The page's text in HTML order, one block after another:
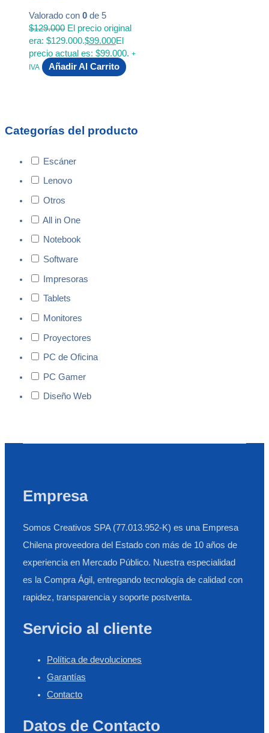
Categorías del producto
Escáner
Lenovo
Otros
All in One
Notebook
Software
Impresoras
Tablets
Monitores
Proyectores
PC de Oficina
PC Gamer
Diseño Web
Valorado con 0 de 5
$129.000 El precio original
era: $129.000.$99.000El
precio actual es: $99.000. +
IVA
Añadir Al Carrito
Empresa
Somos Creativos SPA (77.013.952-K) es una Empresa
Chilena proveedora del Estado con más de 10 años de
experiencia en Mercado Público. Nuestra especialidad
es la Compra Ágil, entregando tecnología de calidad con
rapidez, transparencia y soporte postventa.
Servicio al cliente
Política de devoluciones
Garantías
Contacto
Datos de Contacto